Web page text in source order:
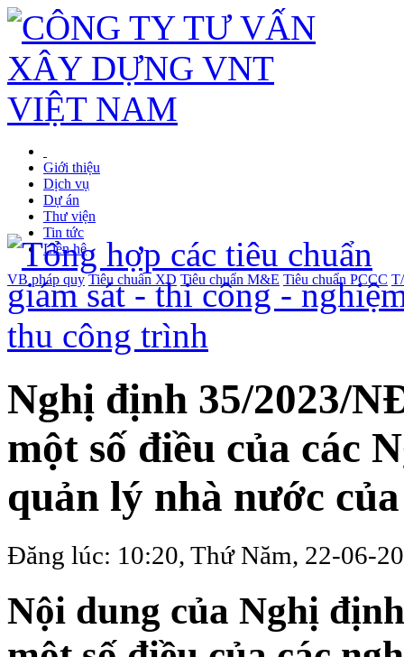
Giới thiệu
Dịch vụ
Dự án
Thư viện
Tin tức
Liên hệ
VB pháp quy Tiêu chuẩn XD Tiêu chuẩn M&E Tiêu chuẩn PCCC
Nghị định 35/2023/
một số điều của các
quản lý nhà nước
Đăng lúc: 10:20, Thứ Năm, 22-06-
Nội dung của Nghị